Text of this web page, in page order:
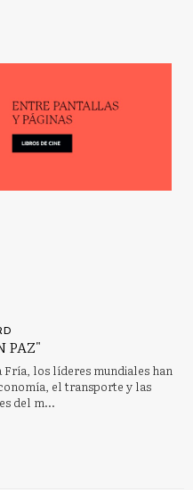
PAZ"
Fría, los líderes mundiales han
el transporte y las
del m...